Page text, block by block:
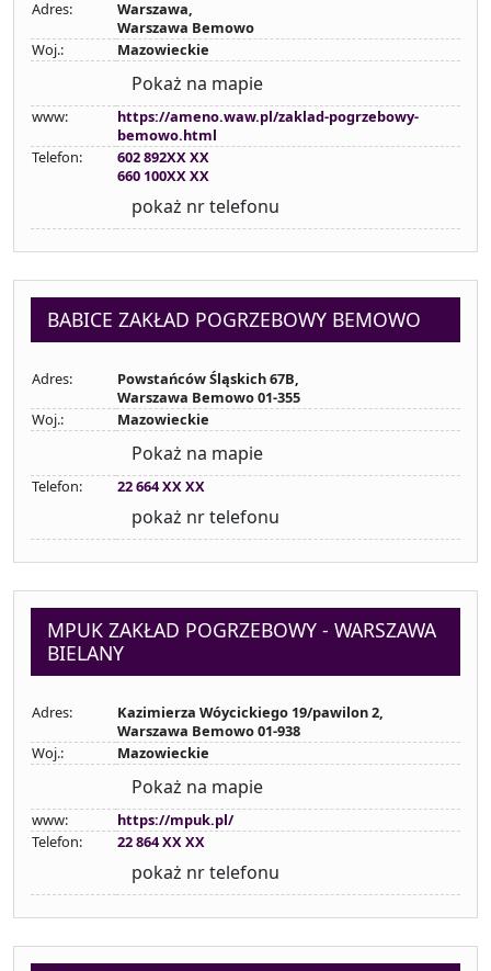
Adres:
Warszawa,
Warszawa Bemowo
Woj.:
Mazowieckie
Pokaż na mapie
www:
https://ameno.waw.pl/zaklad-pogrzebowy-
bemowo.html
Telefon:
602 892XX XX
660 100XX XX
pokaż nr telefonu
BABICE ZAKŁAD POGRZEBOWY BEMOWO
Adres:
Powstańców Śląskich 67B,
Warszawa Bemowo 01-355
Woj.:
Mazowieckie
Pokaż na mapie
Telefon: 22 664 XX XX
pokaż nr telefonu
MPUK ZAKŁAD POGRZEBOWY - WARSZAWA
BIELANY
Adres:
Kazimierza Wóycickiego 19/pawilon 2,
Warszawa Bemowo 01-938
Woj.:
Mazowieckie
Pokaż na mapie
www:
https://mpuk.pl/
Telefon:
22 864 XX XX
pokaż nr telefonu